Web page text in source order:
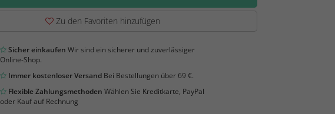
Zu den Favoriten hinzufügen
Sicher einkaufen Wir sind ein sicherer und zuverlässiger
Online-Shop.
Immer kostenloser VersandBei Bestellungen über 69 €.
Flexible Zahlungsmethoden Wählen Sie Kreditkarte, PayPal
oder Kauf auf Rechnung